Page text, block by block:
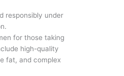
responsibly under
for those taking
high-quality
fat, and complex